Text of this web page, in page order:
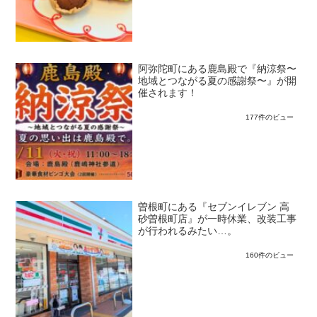
阿弥陀町にある鹿島殿で『納涼祭〜
地域とつながる夏の感謝祭〜』が開
催されます！
177件のビュー
曽根町にある『セブンイレブン 高
砂曽根町店』が一時休業、改装工事
が行われるみたい…。
160件のビュー